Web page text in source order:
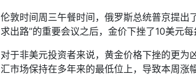
伦敦时间周三午餐时间，俄罗斯总统普京提出
求出路”的重要会议之后，金价下挫了10美元每
对于非美元投资者来说，黄金价格下挫的更为
汇市场保持在多年来的最低位上，导致本周涨